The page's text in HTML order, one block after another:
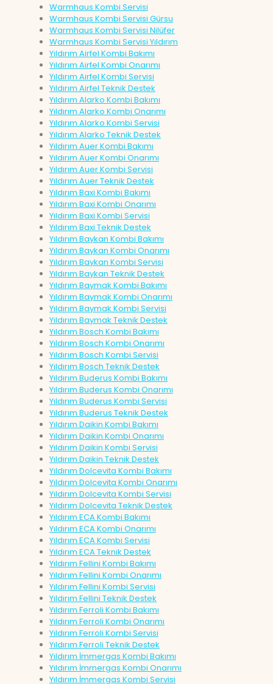
Warmhaus Kombi Servisi
Warmhaus Kombi Servisi Gürsu
Warmhaus Kombi Servisi Nilüfer
Warmhaus Kombi Servisi Yıldırım
Yıldırım Airfel Kombi Bakımı
Yıldırım Airfel Kombi Onarımı
Yıldırım Airfel Kombi Servisi
Yıldırım Airfel Teknik Destek
Yıldırım Alarko Kombi Bakımı
Yıldırım Alarko Kombi Onarımı
Yıldırım Alarko Kombi Servisi
Yıldırım Alarko Teknik Destek
Yıldırım Auer Kombi Bakımı
Yıldırım Auer Kombi Onarımı
Yıldırım Auer Kombi Servisi
Yıldırım Auer Teknik Destek
Yıldırım Baxi Kombi Bakımı
Yıldırım Baxi Kombi Onarımı
Yıldırım Baxi Kombi Servisi
Yıldırım Baxi Teknik Destek
Yıldırım Baykan Kombi Bakımı
Yıldırım Baykan Kombi Onarımı
Yıldırım Baykan Kombi Servisi
Yıldırım Baykan Teknik Destek
Yıldırım Baymak Kombi Bakımı
Yıldırım Baymak Kombi Onarımı
Yıldırım Baymak Kombi Servisi
Yıldırım Baymak Teknik Destek
Yıldırım Bosch Kombi Bakımı
Yıldırım Bosch Kombi Onarımı
Yıldırım Bosch Kombi Servisi
Yıldırım Bosch Teknik Destek
Yıldırım Buderus Kombi Bakımı
Yıldırım Buderus Kombi Onarımı
Yıldırım Buderus Kombi Servisi
Yıldırım Buderus Teknik Destek
Yıldırım Daikin Kombi Bakımı
Yıldırım Daikin Kombi Onarımı
Yıldırım Daikin Kombi Servisi
Yıldırım Daikin Teknik Destek
Yıldırım Dolcevita Kombi Bakımı
Yıldırım Dolcevita Kombi Onarımı
Yıldırım Dolcevita Kombi Servisi
Yıldırım Dolcevita Teknik Destek
Yıldırım ECA Kombi Bakımı
Yıldırım ECA Kombi Onarımı
Yıldırım ECA Kombi Servisi
Yıldırım ECA Teknik Destek
Yıldırım Fellini Kombi Bakımı
Yıldırım Fellini Kombi Onarımı
Yıldırım Fellini Kombi Servisi
Yıldırım Fellini Teknik Destek
Yıldırım Ferroli Kombi Bakımı
Yıldırım Ferroli Kombi Onarımı
Yıldırım Ferroli Kombi Servisi
Yıldırım Ferroli Teknik Destek
Yıldırım İmmergas Kombi Bakımı
Yıldırım İmmergas Kombi Onarımı
Yıldırım İmmergas Kombi Servisi